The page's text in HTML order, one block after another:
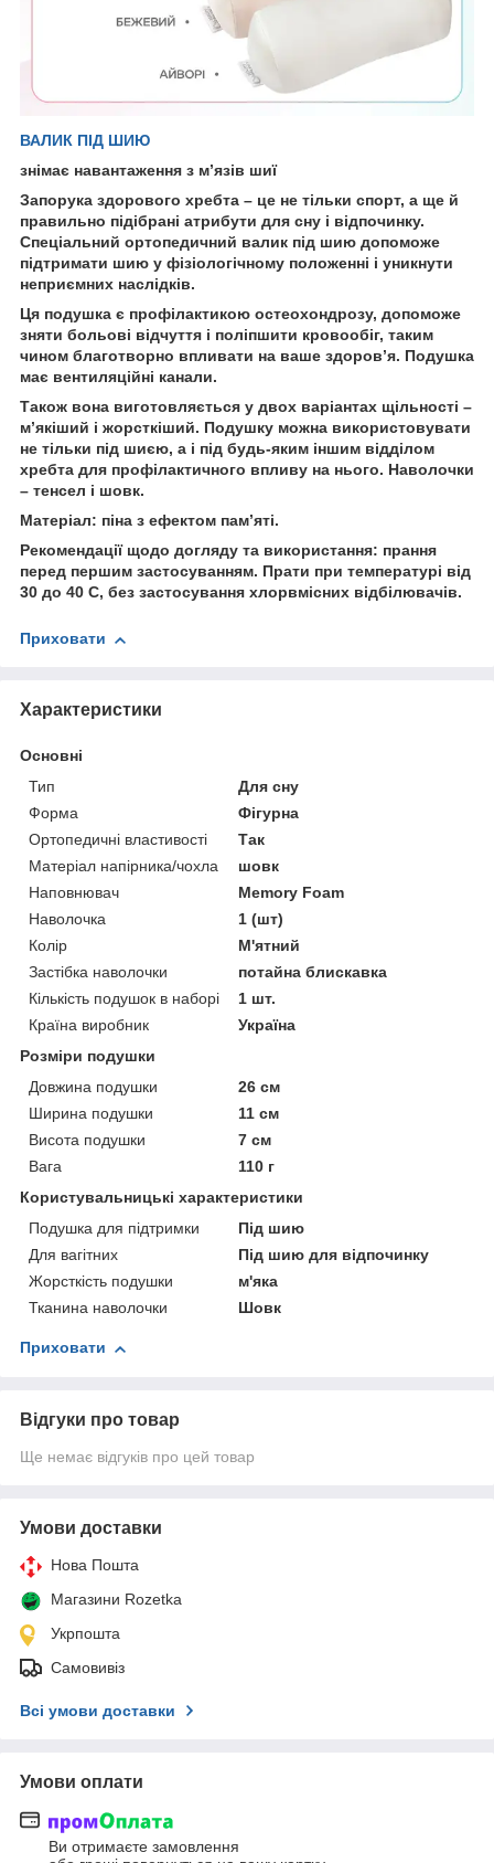
ВАЛИК ПІД ШИЮ
знімає навантаження з м’язів шиї
Запорука здорового хребта – це не тільки спорт, а ще й
правильно підібрані атрибути для сну і відпочинку.
Спеціальний ортопедичний валик під шию допоможе
підтримати шию у фізіологічному положенні і уникнути
неприємних наслідків.
Ця подушка є профілактикою остеохондрозу, допоможе
зняти больові відчуття і поліпшити кровообіг, таким
чином благотворно впливати на ваше здоров’я. Подушка
має вентиляційні канали.
Також вона виготовляється у двох варіантах щільності –
м’якіший і жорсткіший. Подушку можна використовувати
не тільки під шиєю, а і під будь-яким іншим відділом
хребта для профілактичного впливу на нього. Наволочки
– тенсел і шовк.
Матеріал: піна з ефектом пам’яті.
Рекомендації щодо догляду та використання: прання
перед першим застосуванням. Прати при температурі від
30 до 40 C, без застосування хлорвмісних відбілювачів.
Приховати
Характеристики
Основні
Тип
Для сну
Форма
Фігурна
Ортопедичні властивості
Так
Матеріал напірника/чохла
шовк
Наповнювач
Memory Foam
Наволочка
1 (шт)
Колір
М'ятний
Застібка наволочки
потайна блискавка
Кількість подушок в наборі
1 шт.
Країна виробник
Україна
Розміри подушки
Довжина подушки
26 см
Ширина подушки
11 см
Висота подушки
7 см
Вага
110 г
Користувальницькі характеристики
Подушка для підтримки
Під шию
Для вагітних
Під шию для відпочинку
Жорсткість подушки
м'яка
Тканина наволочки
Шовк
Приховати
Відгуки про товар
Ще немає відгуків про цей товар
Умови доставки
Нова Пошта
Магазини Rozetka
Укрпошта
Самовивіз
Всі умови доставки
Умови оплати
Ви отримаєте замовлення